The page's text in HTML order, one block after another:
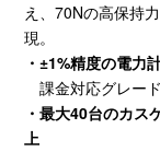
え、70Nの高保持
現。
・±1%精度の電力
課金対応グレー
・最大40台のカス
上